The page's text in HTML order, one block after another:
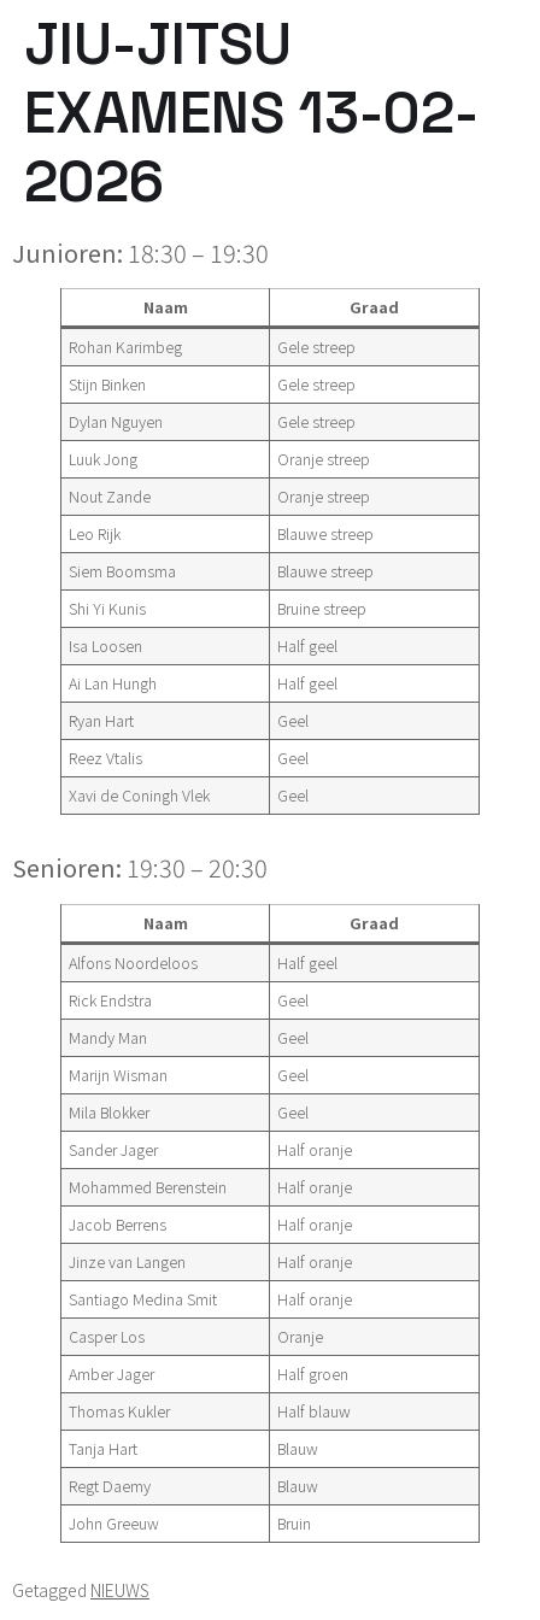
JIU-JITSU
EXAMENS 13-02-
2026
Junioren: 18:30 – 19:30
Naam
Graad
Rohan Karimbeg
Gele streep
Stijn Binken
Gele streep
Dylan Nguyen
Gele streep
Luuk Jong
Oranje streep
Nout Zande
Oranje streep
Leo Rijk
Blauwe streep
Siem Boomsma
Blauwe streep
Shi Yi Kunis
Bruine streep
Isa Loosen
Half geel
Ai Lan Hungh
Half geel
Ryan Hart
Geel
Reez Vtalis
Geel
Xavi de Coningh Vlek
Geel
Senioren: 19:30 – 20:30
Naam
Graad
Alfons Noordeloos
Half geel
Rick Endstra
Geel
Mandy Man
Geel
Marijn Wisman
Geel
Mila Blokker
Geel
Sander Jager
Half oranje
Mohammed Berenstein
Half oranje
Jacob Berrens
Half oranje
Jinze van Langen
Half oranje
Santiago Medina Smit
Half oranje
Casper Los
Oranje
Amber Jager
Half groen
Thomas Kukler
Half blauw
Tanja Hart
Blauw
Regt Daemy
Blauw
John Greeuw
Bruin
Getagged NIEUWS